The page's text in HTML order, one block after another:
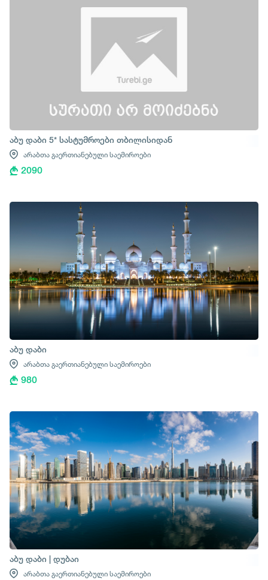
აბუ დაბი 5* სასტუმროები თბილისიდან
არაბთა გაერთიანებული საემიროები
2090
აბუ დაბი
არაბთა გაერთიანებული საემიროები
980
აბუ დაბი | დუბაი
არაბთა გაერთიანებული საემიროები